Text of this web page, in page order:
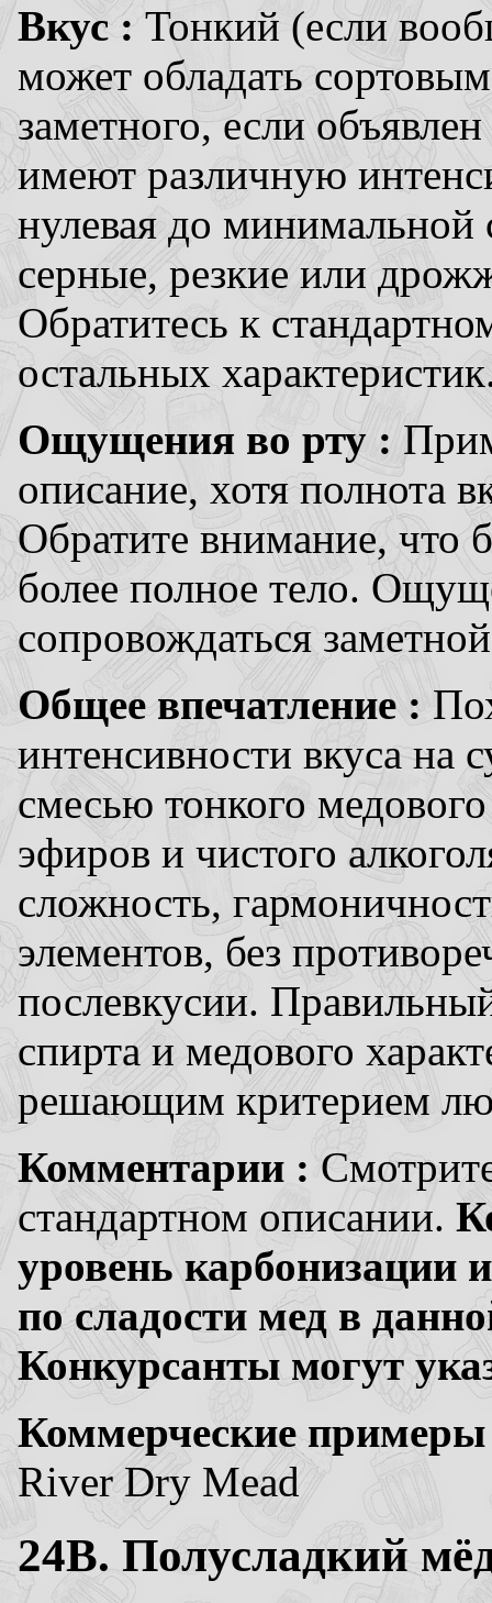
Вкус : Тонкий (если
может обладать
заметного, если
имеют различную
нулевая до
серные, резкие или
Обратитесь к
остальных
Ощущения во рту :
описание, хотя полнота
Обратите внимание, что
более полное тело.
сопровождаться
Общее впечатление :
интенсивности вкуса на
смесью тонкого
эфиров и чистого
сложность,
элементов, без
послевкусии.
спирта и медового
решающим критерием
Комментарии :
стандартном описании.
уровень карбонизации
по сладости мед в
Конкурсанты могут
Коммерческие
River Dry Mead
24B. Полусладкий